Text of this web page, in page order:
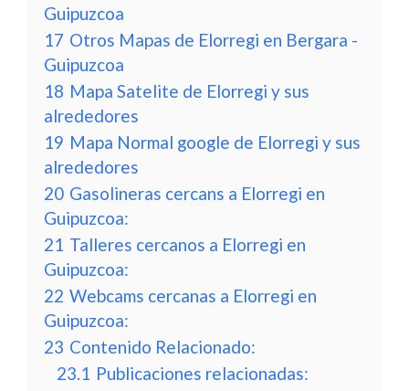
Guipuzcoa
17 Otros Mapas de Elorregi en Bergara -
Guipuzcoa
18 Mapa Satelite de Elorregi y sus
alrededores
19 Mapa Normal google de Elorregi y sus
alrededores
20 Gasolineras cercans a Elorregi en
Guipuzcoa:
21 Talleres cercanos a Elorregi en
Guipuzcoa:
22 Webcams cercanas a Elorregi en
Guipuzcoa:
23 Contenido Relacionado:
23.1 Publicaciones relacionadas: